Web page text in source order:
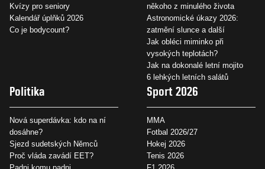
Kvízy pro seniory
Kalendář úplňků 2026
Co je bodycount?
někoho z minulého života
Astronomické úkazy 2026:
zatmění slunce a další
Jak obléci miminko při
vysokých teplotách?
Jak na dokonalé letní mojito
6 lehkých letních salátů
Politika
Nová superdávka: kdo na ní
dosáhne?
Sjezd sudetských Němců
Proč vláda zavádí EET?
Sport 2026
MMA
Fotbal 2026/27
Hokej 2026
Tenis 2026